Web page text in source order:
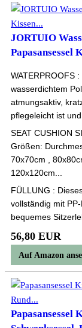
JORTUIO
Papasansessel
WATERPROOFS
wasserdichtem
atmungsaktiv,
pflegeleicht ist
SEAT CUSHION
Größen:
70x70cm ,
120x120cm...
FÜLLUNG :
vollständig mit
bequemes
56,80 EUR
Auf Amazon
Papasansessel